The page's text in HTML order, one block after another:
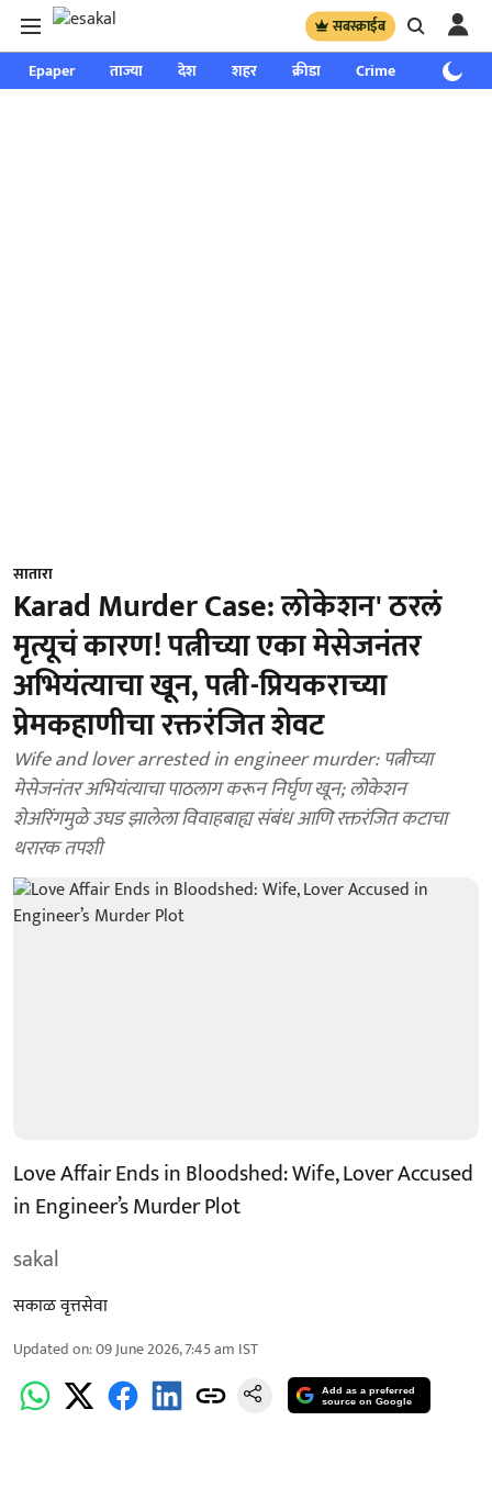
सबस्क्राईब
Epaper ताज्या देश शहर क्रीडा Crime साप्ताहिक
सातारा
Karad Murder Case: लोकेशन' ठरलं
मृत्यूचं कारण! पत्नीच्या एका मेसेजनंतर
अभियंत्याचा खून, पत्नी-प्रियकराच्या
प्रेमकहाणीचा रक्तरंजित शेवट
Wife and lover arrested in engineer murder: पत्नीच्या
मेसेजनंतर अभियंत्याचा पाठलाग करून निर्घृण खून; लोकेशन
शेअरिंगमुळे उघड झालेला विवाहबाह्य संबंध आणि रक्तरंजित कटाचा
थरारक तपशी
Love Affair Ends in Bloodshed: Wife, Lover Accused
in Engineer’s Murder Plot
sakal
सकाळ वृत्तसेवा
Updated on:09 June 2026, 7:45 am IST
Add as a preferred
source on Google